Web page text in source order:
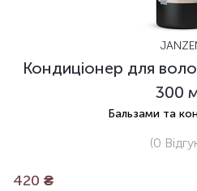
Кондиціонер для
300
Бальзами та
(0
420 ₴